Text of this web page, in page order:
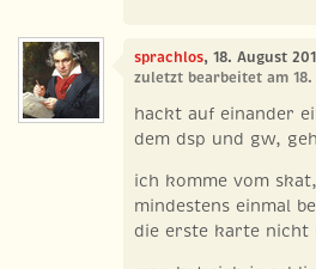
sprachlos, 18. August
zuletzt bearbeitet am
hackt auf einander
dem dsp und gw,
ich komme vom
mindestens einmal
die erste karte nicht